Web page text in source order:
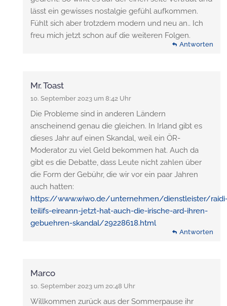
lässt ein gewisses nostalgie gefühl aufkommen.
Fühlt sich aber trotzdem modern und neu an.. Ich
freu mich jetzt schon auf die weiteren Folgen.
Antworten
Mr. Toast
10. September 2023 um 8:42 Uhr
Die Probleme sind in anderen Ländern
anscheinend genau die gleichen. In Irland gibt es
dieses Jahr auf einen Skandal, weil ein ÖR-
Moderator zu viel Geld bekommen hat. Auch da
gibt es die Debatte, dass Leute nicht zahlen über
die Form der Gebühr, die wir vor ein paar Jahren
auch hatten:
https://www.wiwo.de/unternehmen/dienstleister/
teilifs-eireann-jetzt-hat-auch-die-irische-ard-ihren-
gebuehren-skandal/29228618.html
Antworten
Marco
10. September 2023 um 20:48 Uhr
Willkommen zurück aus der Sommerpause ihr